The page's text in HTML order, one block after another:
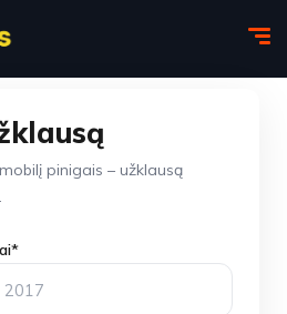
pinigais – užklausą